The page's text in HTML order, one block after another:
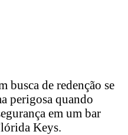
de redenção se
perigosa quando
em um bar
Keys.